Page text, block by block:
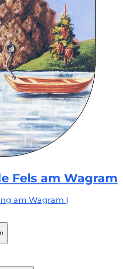
Fels am Wagram
am Wagram |